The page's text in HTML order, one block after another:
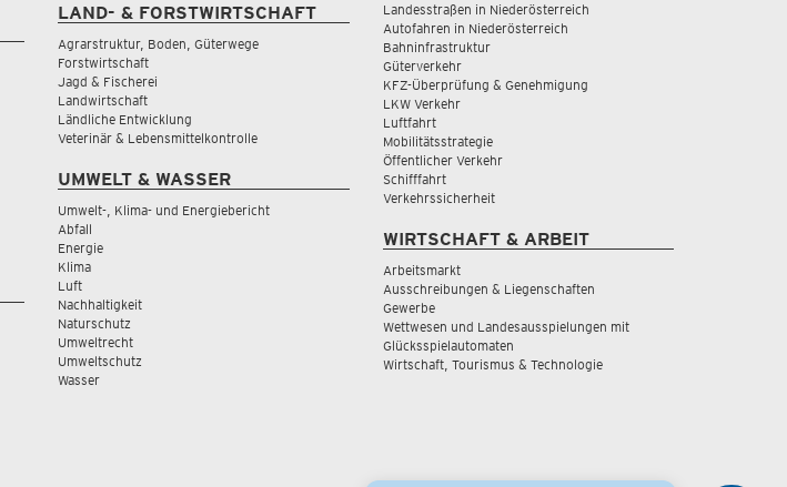
LAND- & FORSTWIRTSCHAFT
Agrarstruktur, Boden, Güterwege
Forstwirtschaft
Jagd & Fischerei
Landwirtschaft
Ländliche Entwicklung
Veterinär & Lebensmittelkontrolle
UMWELT & WASSER
Umwelt-, Klima- und Energiebericht
Abfall
Energie
Klima
Luft
Nachhaltigkeit
Naturschutz
Umweltrecht
Umweltschutz
Wasser
Landesstraßen in Niederösterreich
Autofahren in Niederösterreich
Bahninfrastruktur
Güterverkehr
KFZ-Überprüfung & Genehmigung
LKW Verkehr
Luftfahrt
Mobilitätsstrategie
Öffentlicher Verkehr
Schifffahrt
Verkehrssicherheit
WIRTSCHAFT & ARBEIT
Arbeitsmarkt
Ausschreibungen & Liegenschaften
Gewerbe
Wettwesen und Landesausspielungen mit
Glücksspielautomaten
Wirtschaft, Tourismus & Technologie